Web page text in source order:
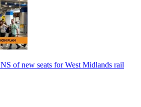
of new seats for West Midlands rail